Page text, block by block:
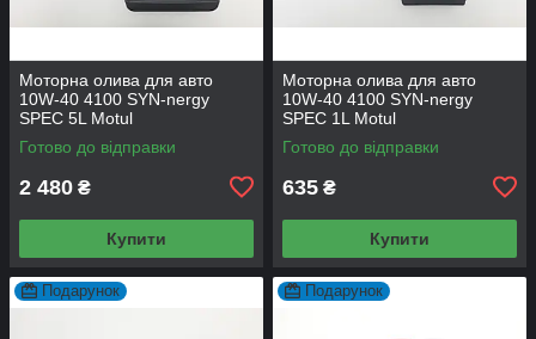
Моторна олива для авто
10W-40 4100 SYN-nergy
SPEC 5L Motul
Готово до відправки
2 480 ₴
Купити
Моторна олива для авто
10W-40 4100 SYN-nergy
SPEC 1L Motul
Готово до відправки
635 ₴
Купити
Подарунок Подарунок